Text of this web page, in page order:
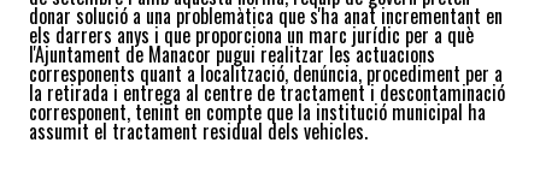
donar solució a una problemàtica que s'ha anat incrementant en
els darrers anys i que proporciona un marc jurídic per a què
l'Ajuntament de Manacor pugui realitzar les actuacions
corresponents quant a localització, denúncia, procediment per a
la retirada i entrega al centre de tractament i descontaminació
corresponent, tenint en compte que la institució municipal ha
assumit el tractament residual dels vehicles.